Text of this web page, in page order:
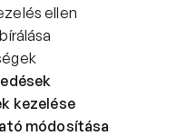
ellen
kezelése
módosítása